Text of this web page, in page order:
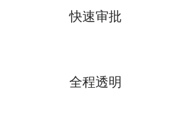
快速审批
全程透明